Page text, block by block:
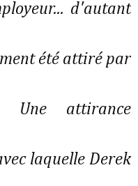
d'autant
été attiré par
Une attirance
laquelle Derek